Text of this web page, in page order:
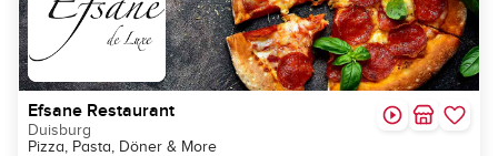
Efsane Restaurant
Duisburg
Pizza, Pasta, Döner & More